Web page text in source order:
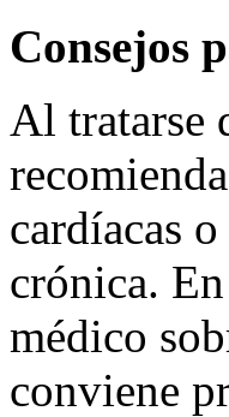
Consejos
Al tratarse
cardíacas
crónica.
médico
conviene